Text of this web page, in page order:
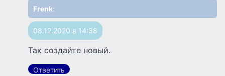
Frenk:
08.12.2020 в 14:38
Так создайте новый.
Ответить